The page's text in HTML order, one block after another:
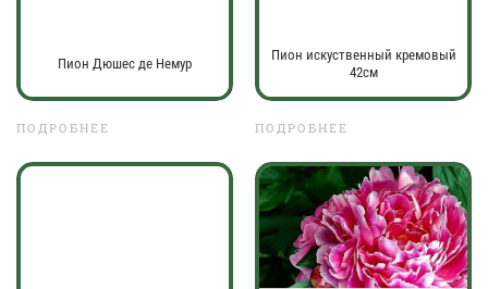
Пион Дюшес де Немур
ПОДРОБНЕЕ
Пион искуственный кремовый
42см
ПОДРОБНЕЕ